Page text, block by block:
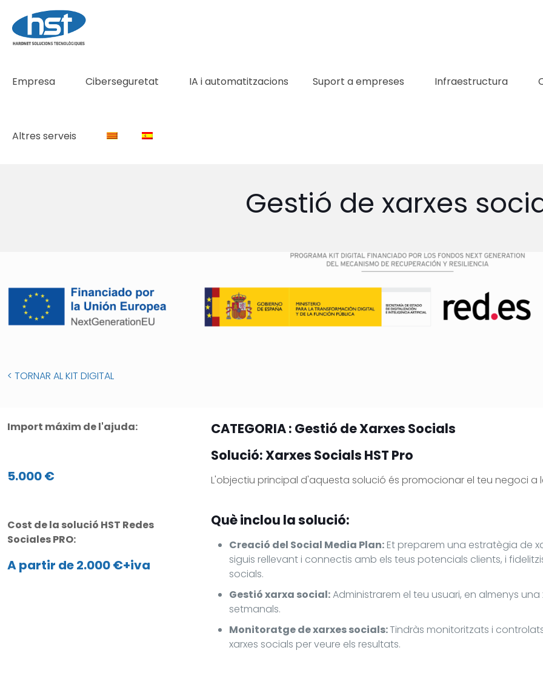
Empresa Ciberseguretat IA i automatitzacions Suport a empreses Infraestructura
Altres serveis
Gestió de xarxes
< TORNAR AL KIT DIGITAL
Import máxim de l'ajuda:
5.000 €
Cost de la solució HST Redes
Sociales PRO:
A partir de 2.000 €+iva
CATEGORIA : Gestió de Xarxes Socials
Solució: Xarxes Socials HST Pro
L'objectiu principal d'aquesta solució és promocionar el teu negoci a
Què inclou la solució:
Creació del Social Media Plan: Et preparem una estratègia de
siguis rellevant i connectis amb els teus potencials clients, i
socials.
Gestió xarxa social:Administrarem el teu usuari, en almenys
setmanals.
Monitoratge de xarxes socials:Tindràs monitoritzats i
xarxes socials per veure els resultats.